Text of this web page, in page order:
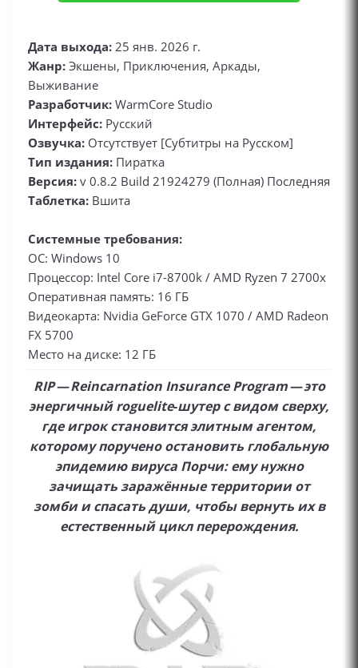
Дата выхода: 25 янв. 2026 г.
Жанр: Экшены, Приключения, Аркады,
Выживание
Разработчик: WarmCore Studio
Интерфейс: Русский
Озвучка: Отсутствует [Субтитры на Русском]
Тип издания: Пиратка
Версия: v 0.8.2 Build 21924279 (Полная) Последняя
Таблетка: Вшита
Системные требования:
ОС: Windows 10
Процессор: Intel Core i7-8700k / AMD Ryzen 7 2700x
Оперативная память: 16 ГБ
Видеокарта: Nvidia GeForce GTX 1070 / AMD Radeon
FX 5700
Место на диске: 12 ГБ
RIP — Reincarnation Insurance Program — это
энергичный roguelite‑шутер с видом сверху,
где игрок становится элитным агентом,
которому поручено остановить глобальную
эпидемию вируса Порчи: ему нужно
зачищать заражённые территории от
зомби и спасать души, чтобы вернуть их в
естественный цикл перерождения.